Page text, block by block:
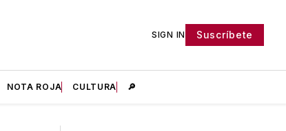
SIGN IN Suscríbete
NOTA ROJA CULTURA 🔎